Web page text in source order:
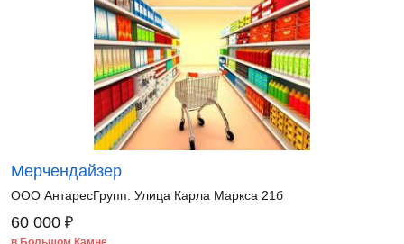
Мерчендайзер
ООО АнтаресГрупп. Улица Карла Маркса 21б
60 000 ₽